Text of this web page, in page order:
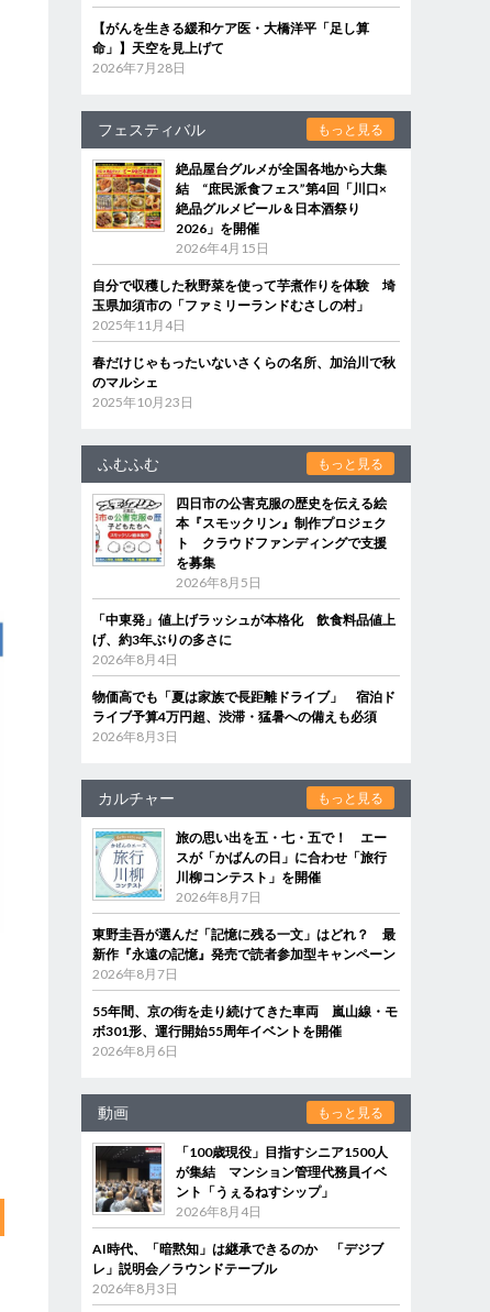
【がんを生きる緩和ケア医・大橋洋平「足し算
命」】天空を見上げて
2026年7月28日
フェスティバル もっと見る
絶品屋台グルメが全国各地から大集
結 “庶民派食フェス”第4回「川口×
絶品グルメビール＆日本酒祭り
2026」を開催
2026年4月15日
自分で収穫した秋野菜を使って芋煮作りを体験 埼
玉県加須市の「ファミリーランドむさしの村」
2025年11月4日
春だけじゃもったいないさくらの名所、加治川で秋
のマルシェ
2025年10月23日
ふむふむ もっと見る
四日市の公害克服の歴史を伝える絵
本『スモックリン』制作プロジェク
ト クラウドファンディングで支援
を募集
2026年8月5日
「中東発」値上げラッシュが本格化 飲食料品値上
げ、約3年ぶりの多さに
2026年8月4日
物価高でも「夏は家族で長距離ドライブ」 宿泊ド
ライブ予算4万円超、渋滞・猛暑への備えも必須
2026年8月3日
カルチャー もっと見る
旅の思い出を五・七・五で！ エー
スが「かばんの日」に合わせ「旅行
川柳コンテスト」を開催
2026年8月7日
東野圭吾が選んだ「記憶に残る一文」はどれ？ 最
新作『永遠の記憶』発売で読者参加型キャンペーン
2026年8月7日
55年間、京の街を走り続けてきた車両 嵐山線・モ
ボ301形、運行開始55周年イベントを開催
2026年8月6日
動画 もっと見る
「100歳現役」目指すシニア1500人
が集結 マンション管理代務員イベ
ント「うぇるねすシップ」
2026年8月4日
AI時代、「暗黙知」は継承できるのか 「デジブ
レ」説明会／ラウンドテーブル
2026年8月3日